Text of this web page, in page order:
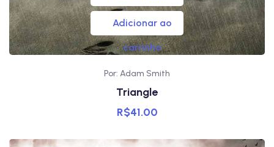
Adicionar ao
carrinho
Por: Adam Smith
Triangle
R$41.00